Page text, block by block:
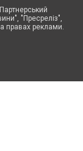
"Пресреліз",
правах реклами.